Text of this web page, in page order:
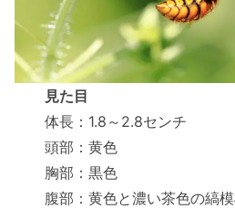
見た目
体長：1.8～2.8センチ
頭部：黄色
胸部：黒色
腹部：黄色と濃い茶色の縞